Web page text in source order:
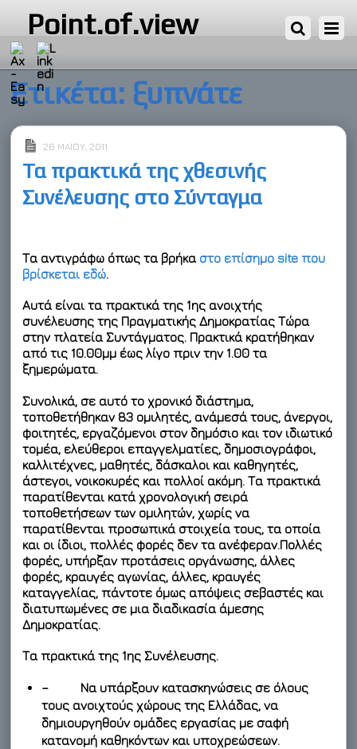
Point.of.view
Ετικέτα: ξυπνάτε
26 ΜΑΪ́ΟΥ, 2011
Τα πρακτικά της χθεσινής
Συνέλευσης στο Σύνταγμα
Τα αντιγράφω όπως τα βρήκα στο επίσημο site που
βρίσκεται εδώ.
Αυτά είναι τα πρακτικά της 1ης ανοιχτής
συνέλευσης της Πραγματικής Δημοκρατίας Τώρα
στην πλατεία Συντάγματος. Πρακτικά κρατήθηκαν
από τις 10.00μμ έως λίγο πριν την 1.00 τα
ξημερώματα.
Συνολικά, σε αυτό το χρονικό διάστημα,
τοποθετήθηκαν 83 ομιλητές, ανάμεσά τους, άνεργοι,
φοιτητές, εργαζόμενοι στον δημόσιο και τον ιδιωτικό
τομέα, ελεύθεροι επαγγελματίες, δημοσιογράφοι,
καλλιτέχνες, μαθητές, δάσκαλοι και καθηγητές,
άστεγοι, νοικοκυρές και πολλοί ακόμη. Τα πρακτικά
παρατίθενται κατά χρονολογική σειρά
τοποθετήσεων των ομιλητών, χωρίς να
παρατίθενται προσωπικά στοιχεία τους, τα οποία
και οι ίδιοι, πολλές φορές δεν τα ανέφεραν.Πολλές
φορές, υπήρξαν προτάσεις οργάνωσης, άλλες
φορές, κραυγές αγωνίας, άλλες, κραυγές
καταγγελίας, πάντοτε όμως απόψεις σεβαστές και
διατυπωμένες σε μια διαδικασία άμεσης
Δημοκρατίας.
Τα πρακτικά της 1ης Συνέλευσης.
– Να υπάρξουν κατασκηνώσεις σε όλους
τους ανοιχτούς χώρους της Ελλάδας, να
δημιουργηθούν ομάδες εργασίας με σαφή
κατανομή καθηκόντων και υποχρεώσεων.